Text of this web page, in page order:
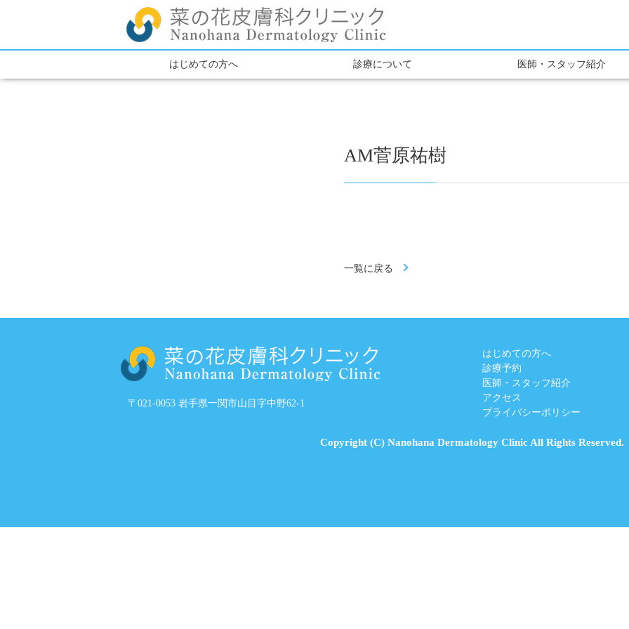
はじめての方へ 診療について 医師・スタッフ紹介
AM菅原祐樹
一覧に戻る
〒021-0053 岩手県一関市山目字中野62-1
はじめての方へ
診療予約
医師・スタッフ紹介
アクセス
プライバシーポリシー
Copyright (C) Nanohana Dermatology Clinic All Rights Reserved.